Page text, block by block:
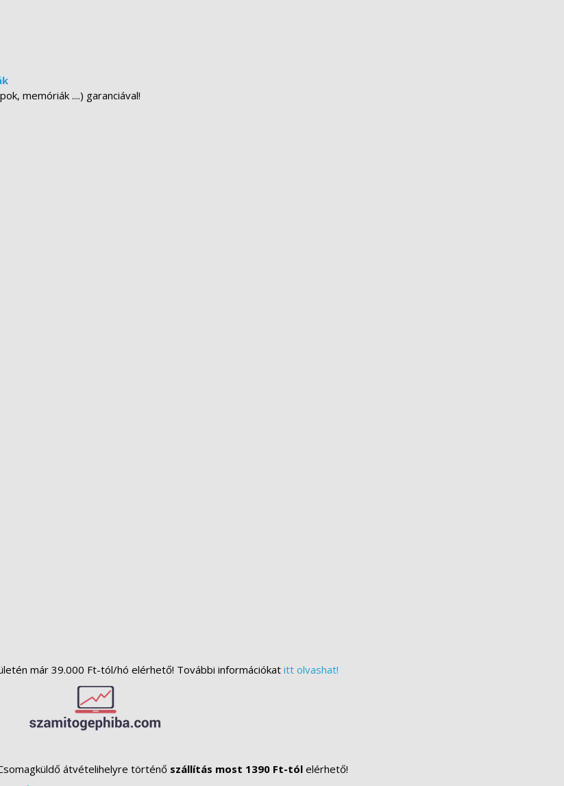
memóriák ....) garanciával!
már 39.000 Ft-tól/hó elérhető! További információkat itt olvashat!
átvételihelyre történő szállítás most 1390 Ft-tól elérhető!